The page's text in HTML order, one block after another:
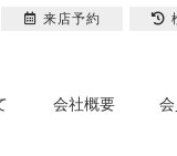
会社概要
来店予約